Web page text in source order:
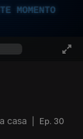
MOMENTO
casa
Ep. 30